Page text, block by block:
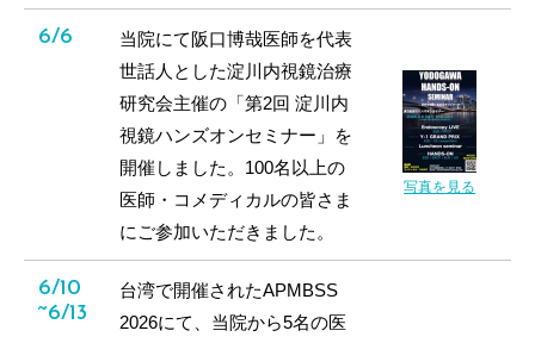
6/6
当院にて阪口博哉医師を代表
世話人とした淀川内視鏡治療
研究会主催の「第2回 淀川内
視鏡ハンズオンセミナー」を
開催しました。100名以上の
医師・コメディカルの皆さま
にご参加いただきました。
写真を見る
6/10
~6/13
台湾で開催されたAPMBSS
2026にて、当院から5名の医